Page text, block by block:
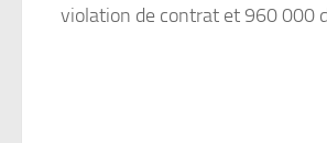
violation de contrat et 960 000